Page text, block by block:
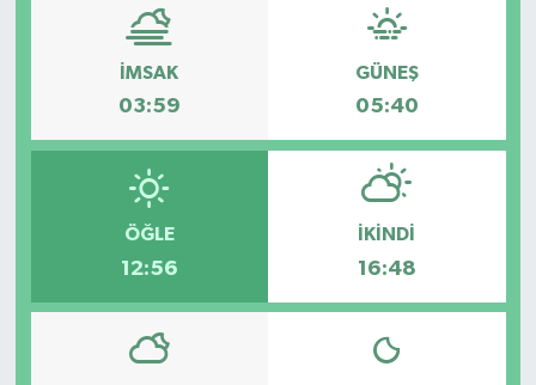
İMSAK
03:59
GÜNEŞ
05:40
ÖĞLE
12:56
İKINDI
16:48